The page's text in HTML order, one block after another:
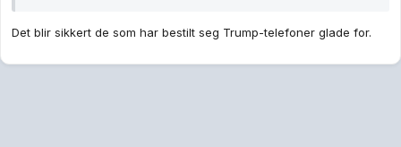
Det blir sikkert de som har bestilt seg Trump-telefoner glade for.